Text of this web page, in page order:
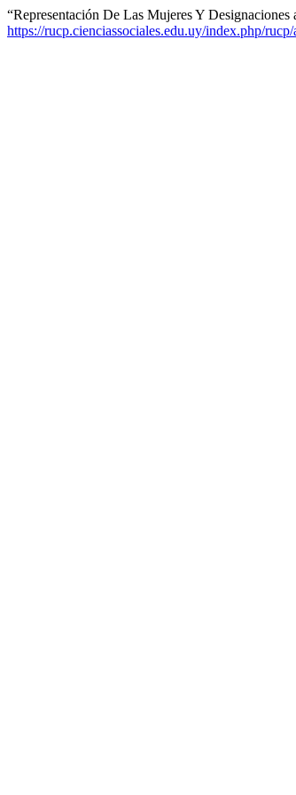
“Representación De Las Mujeres Y
https://rucp.cienciassociales.edu.uy/index.php/